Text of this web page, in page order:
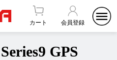
カート 会員登録
GPS